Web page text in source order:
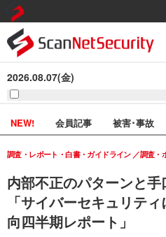
2026.08.07(金)
NEW! 会員記事 被害･事故
内部不正のパターンと
「サイバーセキュリテ
向四半期レポート」
調査・レポート・白書・ガイドライン 調査・